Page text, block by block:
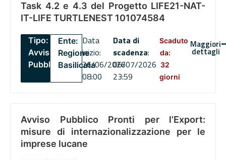
Task 4.2 e 4.3 del Progetto LIFE21-NAT-
IT-LIFE TURTLENEST 101074584
Tipo:
Avviso
Pubblico
Ente:
Regione
Basilicata
Data
inizio:
26/06/2026
08:00
Data di
scadenza:
06/07/2026
23:59
Scaduto
da:
32
giorni
Maggiori
dettagli
Avviso Pubblico Pronti per l’Export:
misure di internazionalizzazione per le
imprese lucane